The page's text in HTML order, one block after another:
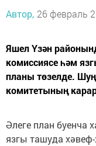
Автор, 26 февраль
Яшел Үзән
комиссиясе һәм
планы төзелде.
комитетының
Әлеге план
язгы ташуда